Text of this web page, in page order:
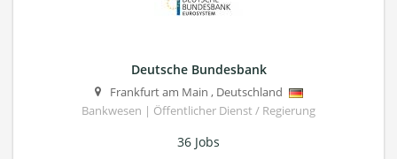
Deutsche Bundesbank
Frankfurt am Main , Deutschland
Bankwesen | Öffentlicher Dienst / Regierung
36 Jobs